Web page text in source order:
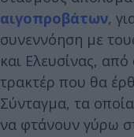
αιγοπροβάτων,
συνεννόηση με
και Ελευσίνας,
τρακτέρ που θα
Σύνταγμα, τα
να φτάνουν γύρω